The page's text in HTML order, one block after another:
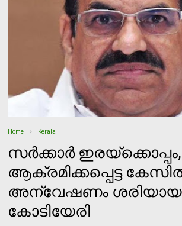
Home Kerala
സര്‍ക്കാര്‍ ഇരയ്‌ക്കൊപ്പം,
ആക്രമിക്കപ്പെട്ട
അന്വേഷണം ശരിയായ
കോടിയേരി